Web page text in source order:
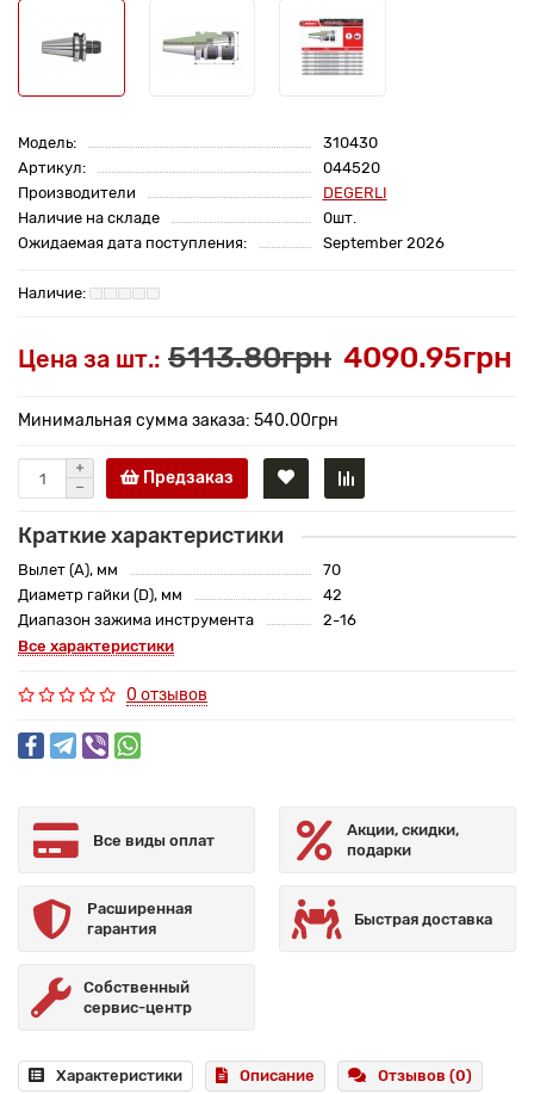
Модель:
310430
Артикул:
044520
Производители
DEGERLI
Наличие на складе
0шт.
Ожидаемая дата поступления:
September 2026
Цена за шт.: 5113.80грн 4090.95грн
Минимальная сумма заказа: 540.00грн
Предзаказ
Краткие характеристики
Вылет (A), мм
70
Диаметр гайки (D), мм
42
Диапазон зажима инструмента
2-16
Все характеристики
0 отзывов
Все виды оплат
Акции, скидки,
подарки
Расширенная
гарантия
Быстрая доставка
Собственный
сервис-центр
Характеристики Описание Отзывов (0)